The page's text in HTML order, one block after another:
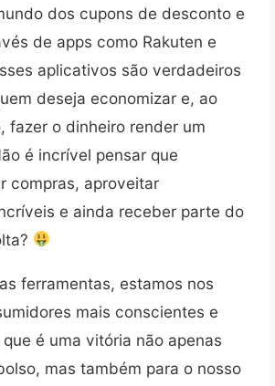
dos cupons de desconto e
de apps como Rakuten e
aplicativos são verdadeiros
deseja economizar e, ao
fazer o dinheiro render um
é incrível pensar que
compras, aproveitar
e ainda receber parte do
ferramentas, estamos nos
mais conscientes e
é uma vitória não apenas
mas também para o nosso